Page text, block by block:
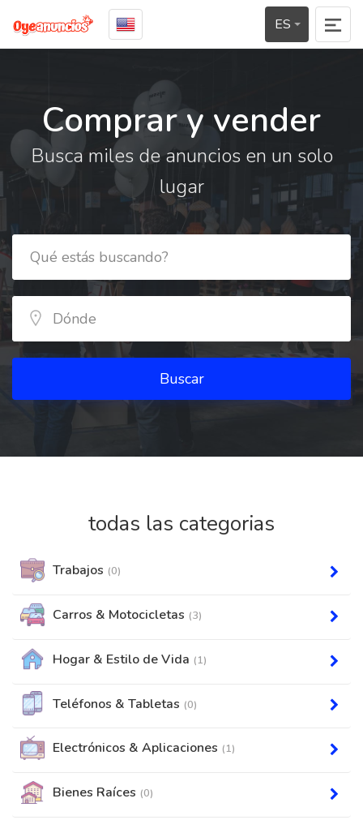
ES
Comprar y vender
Busca miles de anuncios en un solo
lugar
Buscar
todas las categorias
Trabajos (0)
Carros & Motocicletas (3)
Hogar & Estilo de Vida (1)
Teléfonos & Tabletas (0)
Electrónicos & Aplicaciones (1)
Bienes Raíces (0)